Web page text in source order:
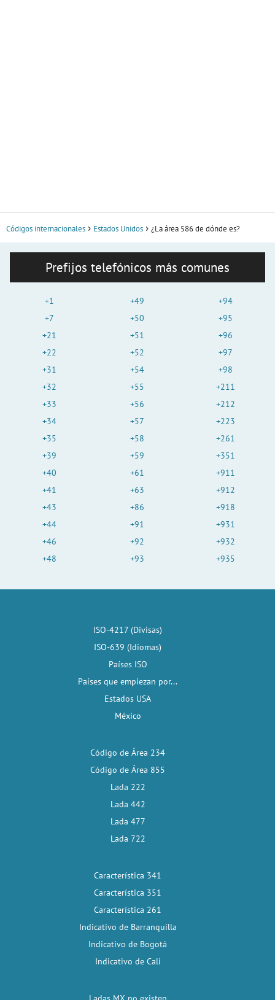
Códigos internacionales Estados Unidos ¿La área 586 de dónde es?
Prefijos telefónicos más comunes
+1
+7
+21
+22
+31
+32
+33
+34
+35
+39
+40
+41
+43
+44
+46
+48
+49
+50
+51
+52
+54
+55
+56
+57
+58
+59
+61
+63
+86
+91
+92
+93
+94
+95
+96
+97
+98
+211
+212
+223
+261
+351
+911
+912
+918
+931
+932
+935
ISO-4217 (Divisas)
ISO-639 (Idiomas)
Países ISO
Países que empiezan por...
Estados USA
México
Código de Área 234
Código de Área 855
Lada 222
Lada 442
Lada 477
Lada 722
Característica 341
Característica 351
Característica 261
Indicativo de Barranquilla
Indicativo de Bogotá
Indicativo de Cali